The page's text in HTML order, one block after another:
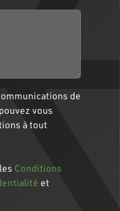
de
vous
à tout
Conditions
et